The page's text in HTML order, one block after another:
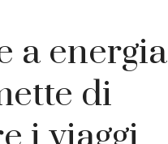
a energia
di